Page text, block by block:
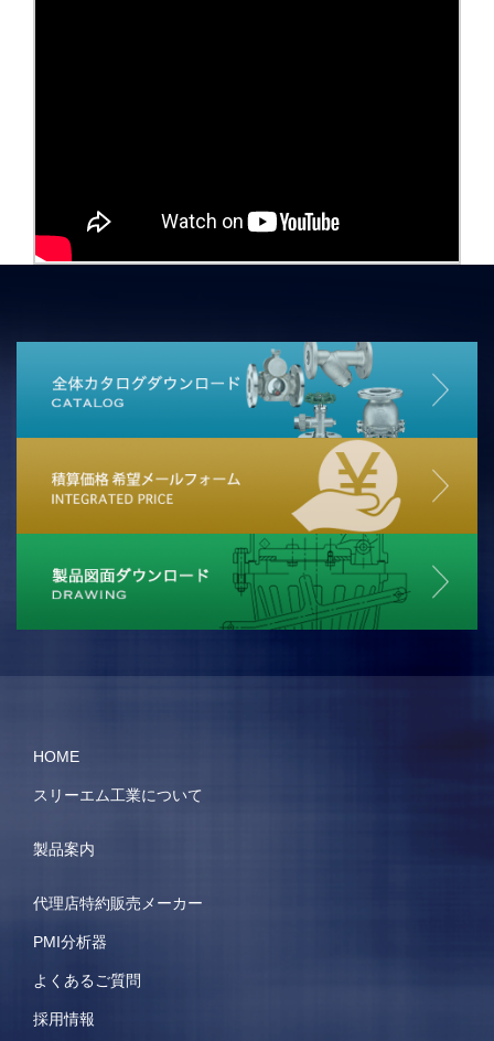
HOME
スリーエム工業について
製品案内
代理店特約販売メーカー
PMI分析器
よくあるご質問
採用情報